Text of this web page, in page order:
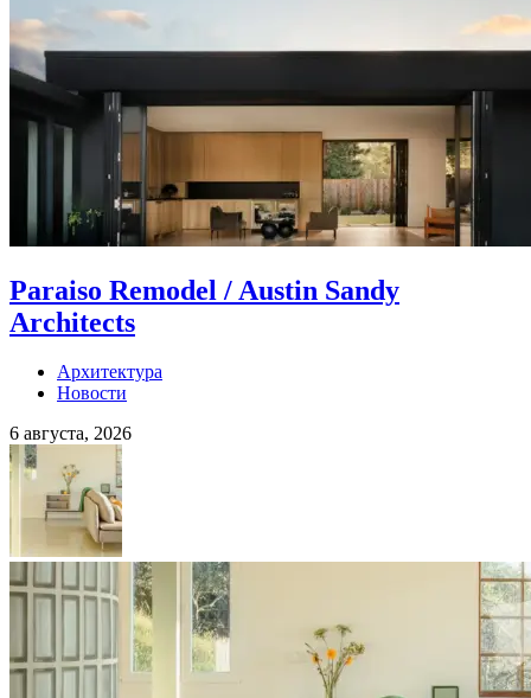
Paraiso Remodel / Austin Sandy
Architects
Архитектура
Новости
6 августа, 2026